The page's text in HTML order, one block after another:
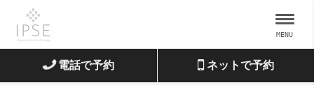
電話で予約 ネットで予約
MENU